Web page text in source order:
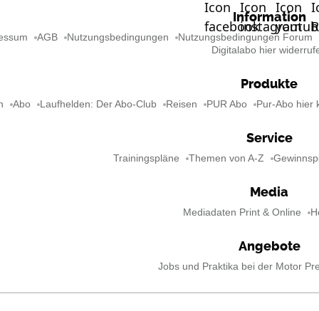
Information
AGB Nutzungsbedingungen Nutzungsbedingungen Forum
Digitalabo hier
Produkte
Abo Laufhelden: Der Abo-Club Reisen PUR Abo Pur-Abo hier
Service
Trainingspläne Themen von A-Z
Media
Mediadaten Print & Online
Angebote
Jobs und Praktika bei der Motor